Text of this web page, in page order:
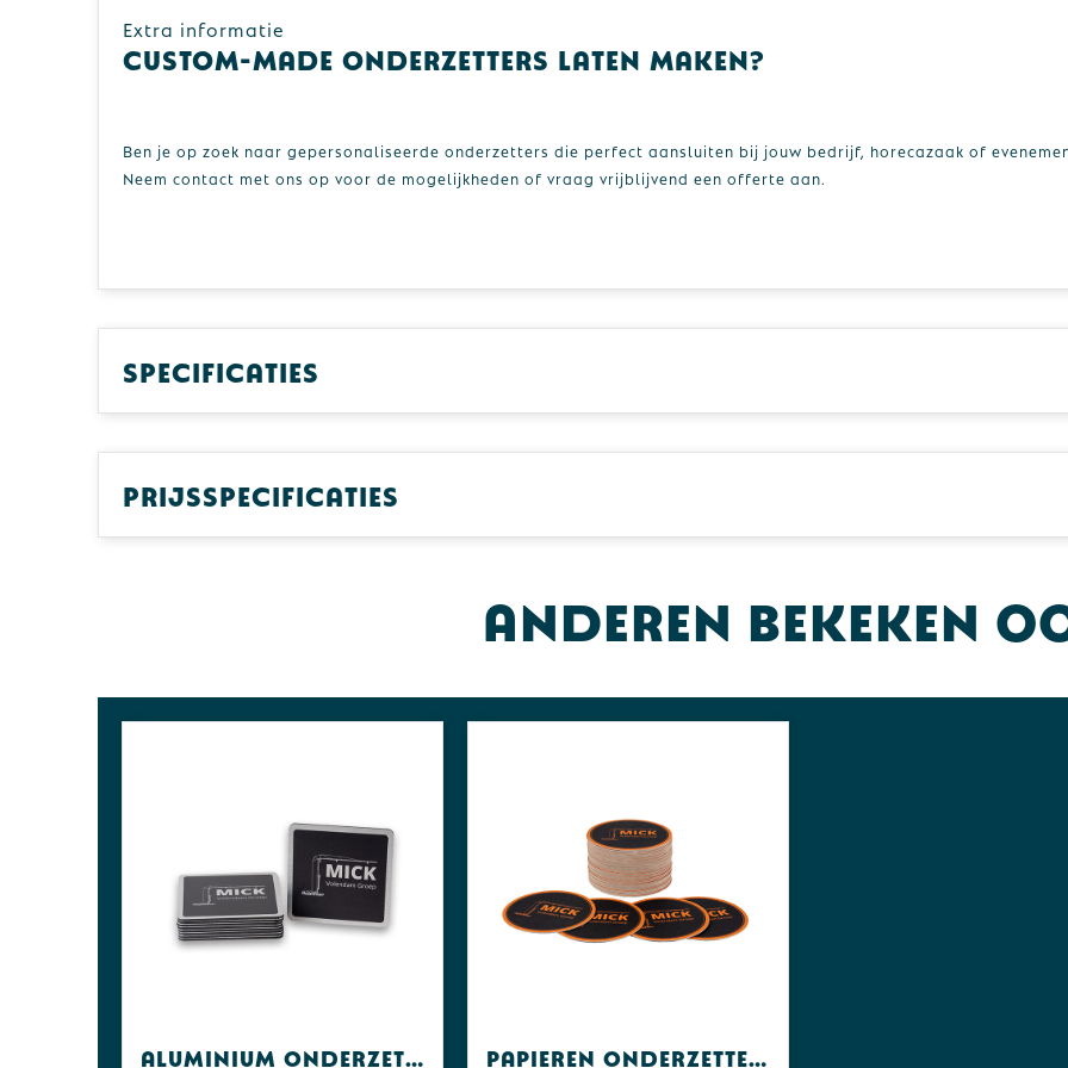
Extra informatie
Custom-made onderzetters laten maken?
Ben je op zoek naar gepersonaliseerde onderzetters die perfect aansluiten bij jouw bedrijf, horecazaak of
Neem contact met ons op voor de mogelijkheden of vraag vrijblijvend een offerte aan.
Specificaties
Prijsspecificaties
Anderen bekeken
Aluminium onderzetters Papieren onderzetters & bierviltjes